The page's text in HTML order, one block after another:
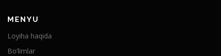
MENYU
Loyiha haqida
Bo’limlar